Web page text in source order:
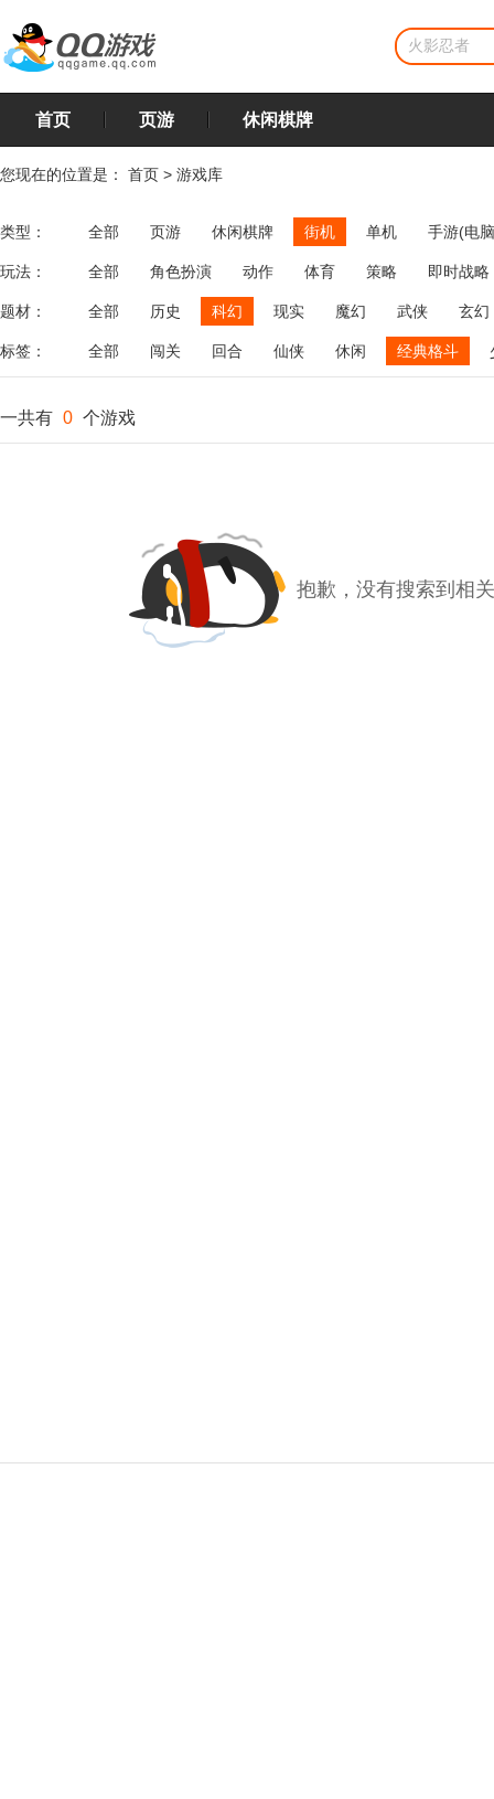
首页 页游 休闲棋牌
您现在的位置是： 首页 > 游戏库
类型： 全部 页游 休闲棋牌 街机 单机 手游(电
玩法： 全部 角色扮演 动作 体育 策略
即时战略
飞行
恋爱 第三人称射击 棋类 牌类 麻将
题材： 全部 历史 科幻 现实 魔幻 武侠 玄幻
标签： 全部 闯关 回合 仙侠 休闲 经典格斗
一共有 0 个游戏
抱歉，没有搜索到相